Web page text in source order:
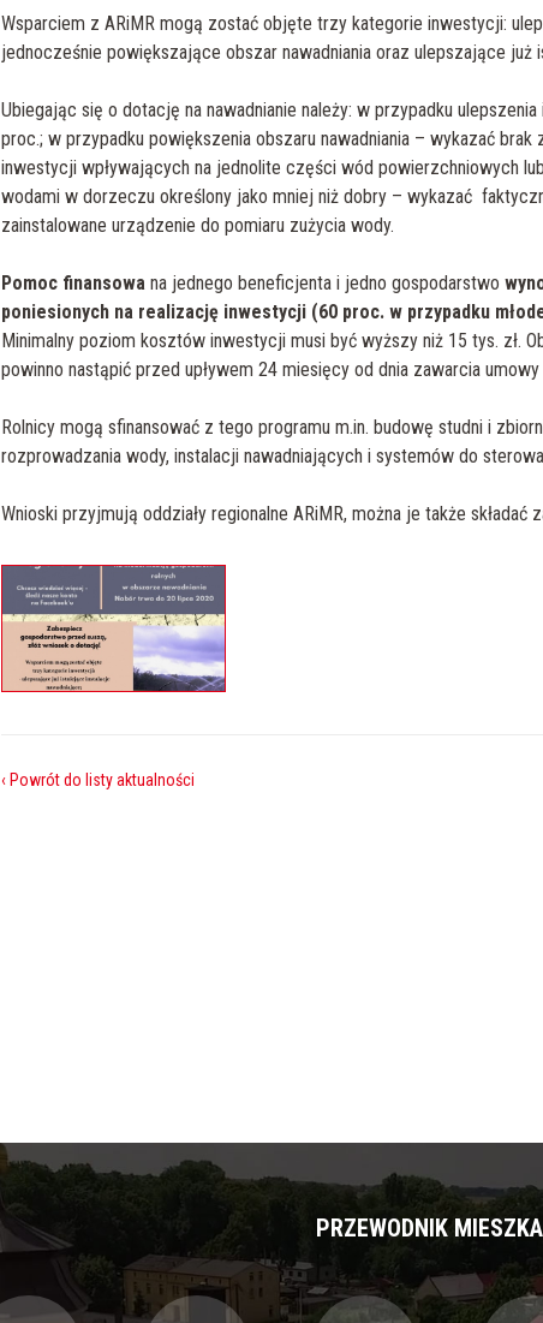
Wsparciem z ARiMR mogą zostać objęte trzy kategorie inwestycji:
jednocześnie powiększające obszar nawadniania oraz ulepszające już
Ubiegając się o dotację na nawadnianie należy: w przypadku
proc.; w przypadku powiększenia obszaru nawadniania – wykazać
inwestycji wpływających na jednolite części wód powierzchniowych
wodami w dorzeczu określony jako mniej niż dobry – wykazać
zainstalowane urządzenie do pomiaru zużycia wody.
Pomoc finansowana jednego beneficjenta i jedno gospodarstwo
poniesionych na realizację inwestycji (60 proc. w przypadku
Minimalny poziom kosztów inwestycji musi być wyższy niż 15 tys. zł.
powinno nastąpić przed upływem 24 miesięcy od dnia zawarcia
Rolnicy mogą sfinansować z tego programu m.in. budowę studni i
rozprowadzania wody, instalacji nawadniających i systemów do
Wnioski przyjmują oddziały regionalne ARiMR, można je także
‹ Powrót do listy aktualności
PRZEWODNIK